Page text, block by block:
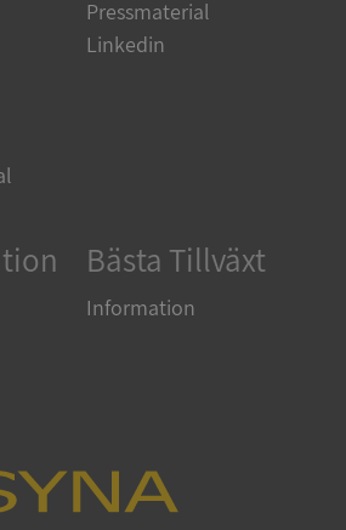
Pressmaterial
Linkedin
Bästa Tillväxt
Information
Microsoft